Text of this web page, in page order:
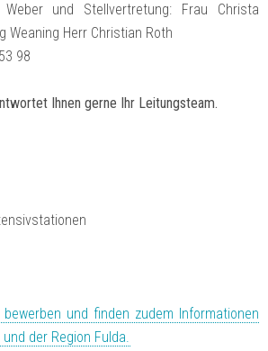
und Stellvertretung: Frau Christa
Weaning Herr Christian Roth
98
Ihnen gerne Ihr Leitungsteam.
und finden zudem Informationen
der Region Fulda.